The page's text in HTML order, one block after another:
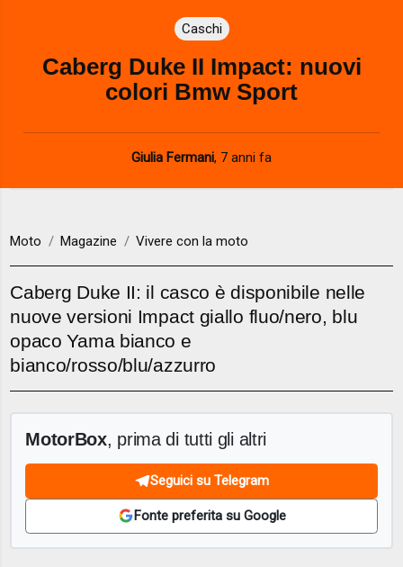
Caschi
Caberg Duke II Impact: nuovi
colori Bmw Sport
Giulia Fermani, 7 anni fa
Moto Magazine Vivere con la moto
Caberg Duke II: il casco è disponibile nelle
nuove versioni Impact giallo fluo/nero, blu
opaco Yama bianco e
bianco/rosso/blu/azzurro
MotorBox, prima di tutti gli altri
Seguici su Telegram
Fonte preferita su Google